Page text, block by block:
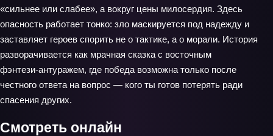
«сильнее или слабее», а вокруг цены милосердия. Здесь
опасность работает тонко: зло маскируется под надежду и
заставляет героев спорить не о тактике, а о морали. История
разворачивается как мрачная сказка с восточным
фэнтези‑антуражем, где победа возможна только после
честного ответа на вопрос — кого ты готов потерять ради
спасения других.
Смотреть онлайн